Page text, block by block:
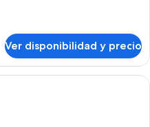
Ver disponibilidad y precio
Habitación de hotel con cama,